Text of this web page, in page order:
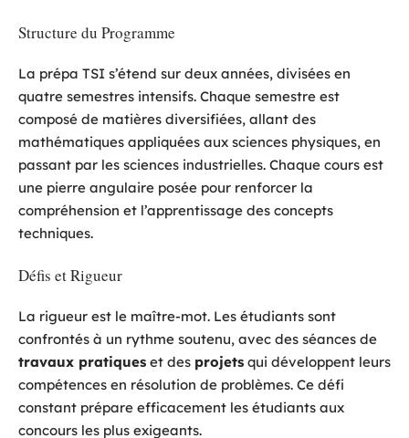
Structure du Programme
La prépa TSI s’étend sur deux années, divisées en
quatre semestres intensifs. Chaque semestre est
composé de matières diversifiées, allant des
mathématiques appliquées aux sciences physiques, en
passant par les sciences industrielles. Chaque cours est
une pierre angulaire posée pour renforcer la
compréhension et l’apprentissage des concepts
techniques.
Défis et Rigueur
La rigueur est le maître-mot. Les étudiants sont
confrontés à un rythme soutenu, avec des séances de
travaux pratiques et des projets qui développent leurs
compétences en résolution de problèmes. Ce défi
constant prépare efficacement les étudiants aux
concours les plus exigeants.